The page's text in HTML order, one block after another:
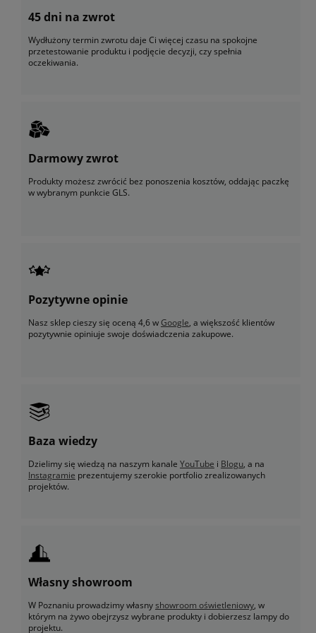
45 dni na zwrot
Wydłużony termin zwrotu daje Ci więcej czasu na spokojne
przetestowanie produktu i podjęcie decyzji, czy spełnia
oczekiwania.
Darmowy zwrot
Produkty możesz zwrócić bez ponoszenia kosztów, oddając paczkę
w wybranym punkcie GLS.
Pozytywne opinie
Nasz sklep cieszy się oceną 4,6 wGoogle, a większość klientów
pozytywnie opiniuje swoje doświadczenia zakupowe.
Baza wiedzy
Dzielimy się wiedzą na naszym kanale YouTube i Blogu, a na
Instagramie prezentujemy szerokie portfolio zrealizowanych
projektów.
Własny showroom
W Poznaniu prowadzimy własnyshowroom oświetleniowy, w
którym na żywo obejrzysz wybrane produkty i dobierzesz lampy do
projektu.